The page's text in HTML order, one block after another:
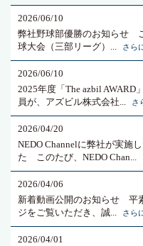
2026/06/10
弊社野球部優勝のお知らせ
球大会（三部リーグ）...
さら
2026/06/10
2025年度「The azbil
員が、アズビル株式会社...
さ
2026/04/20
NEDO Channelに弊社が実施
た このたび、NEDO Chan...
2026/04/06
新着動画公開のお知らせ 平
ジをご覧いただき、誠...
さら
2026/04/01